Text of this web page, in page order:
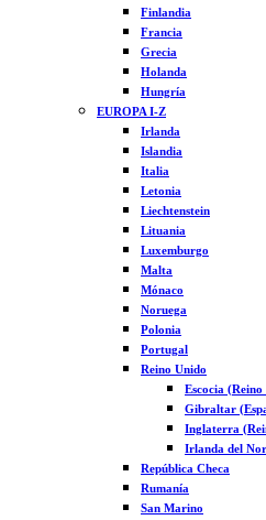
Finlandia
Francia
Grecia
Holanda
Hungría
EUROPA I-Z
Irlanda
Islandia
Italia
Letonia
Liechtenstein
Lituania
Luxemburgo
Malta
Mónaco
Noruega
Polonia
Portugal
Reino Unido
Escocia
Gibraltar
Inglaterra
Irlanda del
República Checa
Rumanía
San Marino